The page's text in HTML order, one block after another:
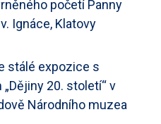
početí Panny
Ignáce, Klatovy
stálé expozice s
20. století“ v
Národního muzea